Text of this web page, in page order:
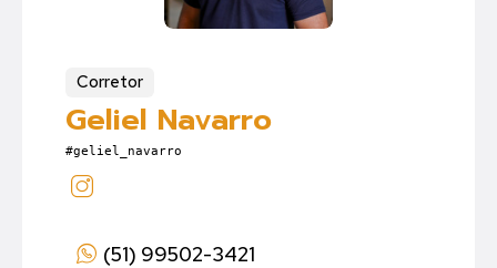
Corretor
Geliel Navarro
#geliel_navarro
(51) 99502-3421